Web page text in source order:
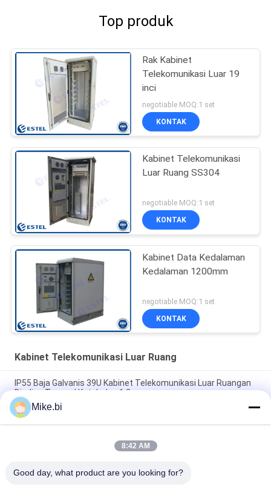
Top produk
Rak Kabinet
Telekomunikasi Luar 19
inci
negotiable MOQ:1 set
KONTAK
Kabinet Telekomunikasi
Luar Ruang SS304
negotiable MOQ:1 set
KONTAK
Kabinet Data Kedalaman
Kedalaman 1200mm
negotiable MOQ:1 set
KONTAK
Kabinet Telekomunikasi Luar Ruang
IP55 Baja Galvanis 39U Kabinet Telekomunikasi Luar Ruangan
Dinding Tunggal Ketebalan 1.2mm
2100mm Tinggi 40U Kabinet Telekomunikasi Luar Ruangan
IP55 Anti Korosi
IP55 Luar Telecom Enclosure 19 Inch Rack 40U Kabinet Listrik
Mike.bi
8:42 AM
Good day, what product are you looking for?